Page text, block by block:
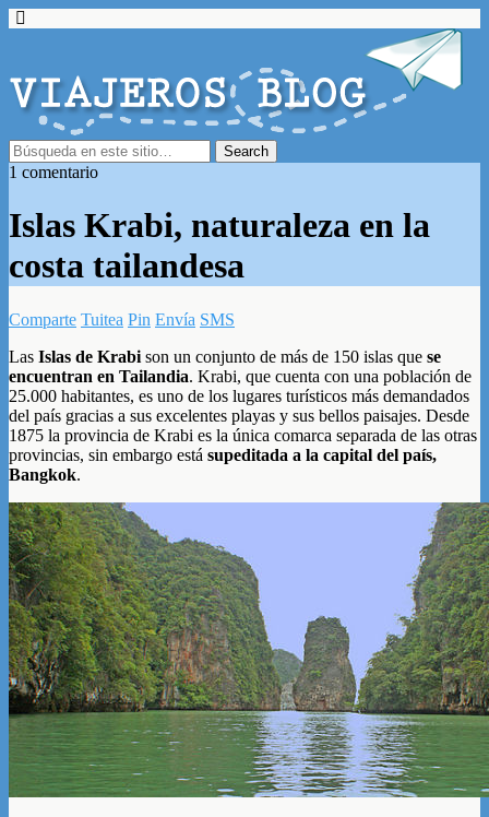
1 comentario
Islas Krabi, naturaleza en la
costa tailandesa
Comparte Tuitea Pin Envía SMS
Las Islas de Krabi son un conjunto de más de 150 islas que se
encuentran en Tailandia. Krabi, que cuenta con una población de
25.000 habitantes, es uno de los lugares turísticos más demandados
del país gracias a sus excelentes playas y sus bellos paisajes. Desde
1875 la provincia de Krabi es la única comarca separada de las otras
provincias, sin embargo está supeditada a la capital del país,
Bangkok.